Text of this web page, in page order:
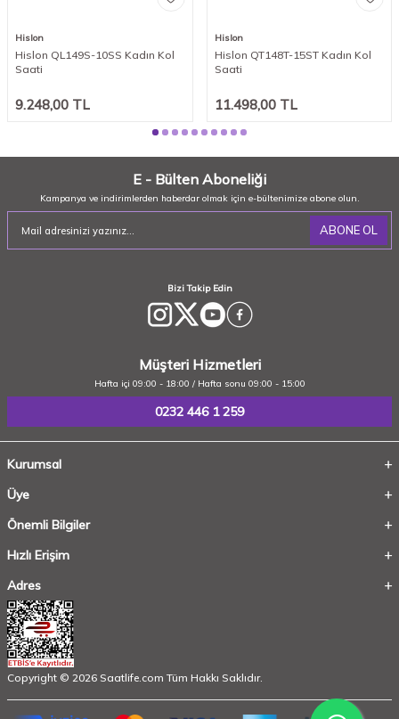
Hislon
Hislon QL149S-10SS Kadın Kol
Saati
9.248,00 TL
Hislon
Hislon QT148T-15ST Kadın Kol
Saati
11.498,00TL
E - Bülten Aboneliği
Kampanya ve indirimlerden haberdar olmak için e-bültenimize abone olun.
ABONE OL
Bizi Takip Edin
Müşteri Hizmetleri
Hafta içi 09:00 - 18:00 / Hafta sonu 09:00 - 15:00
0232 446 1 259
Kurumsal
Üye
Önemli Bilgiler
Hızlı Erişim
Adres
Copyright © 2026 Saatlife.com Tüm Hakkı Saklıdır.